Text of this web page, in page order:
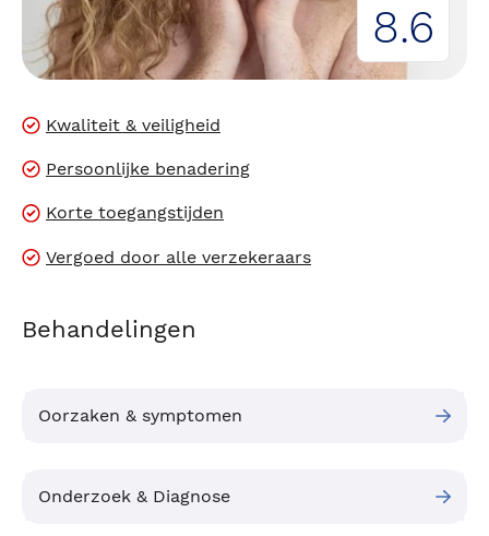
8.6
Kwaliteit & veiligheid
Persoonlijke benadering
Korte toegangstijden
Vergoed door alle verzekeraars
Behandelingen
Oorzaken & symptomen
Onderzoek & Diagnose